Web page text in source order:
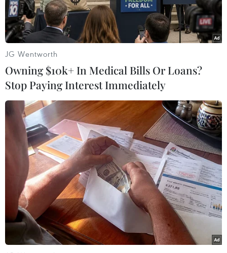
(CAMPI) vừa thông báo tổng doanh số bán xe từ
các thành viên của hiệp hội năm 2013 đạt gần
181.300 chiếc, tăng 16% so với năm 2012.
Tính cả doanh số bán hàng của các đơn vị
không thuộc CAMPI thì tổng doanh số bán xe
của cả nước là hơn 210.000 chiếc. Đây là lần
đầu tiên doanh số xe hơi của Philippines vượt
mốc 200.000 xe.
CAMPI cho biết doanh thu ngành công nghiệp
cao chủ yếu do nhu cầu mạnh mẽ và hiệu quả
kinh doanh tích cực trong phân khúc thị trường
ôtô chở khách và xe thương mại.
Chỉ tính riêng trong tháng 12/2013, lượng xe chở
khách tăng 12,9% đạt hơn 6.100 chiếc, trong khi
xe thương mại tăng 11,2 % đạt gần 11.100 chiếc.
JG Wentworth
Owning $10k+ In Medical Bills Or Loans?
Stop Paying Interest Immediately